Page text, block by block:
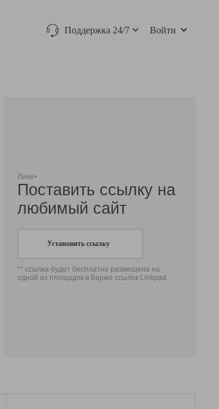
Поддержка 24/7 Войти
Линк+
Поставить ссылку на
любимый сайт
Установить ссылку
** ссылка будет бесплатно размещена на
одной из площадок в Бирже ссылок Linkpad